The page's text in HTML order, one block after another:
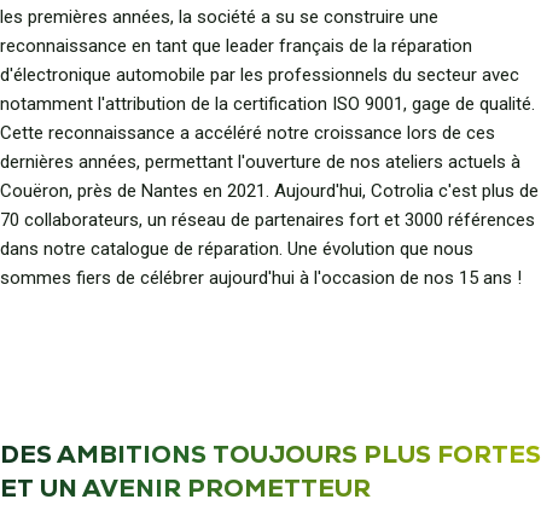
les premières années, la société a su se construire une
reconnaissance en tant que leader français de la réparation
d'électronique automobile par les professionnels du secteur avec
notamment l'attribution de la certification ISO 9001, gage de qualité.
Cette reconnaissance a accéléré notre croissance lors de ces
dernières années, permettant l'ouverture de nos ateliers actuels à
Couëron, près de Nantes en 2021. Aujourd'hui, Cotrolia c'est plus de
70 collaborateurs, un réseau de partenaires fort et 3000 références
dans notre catalogue de réparation. Une évolution que nous
sommes fiers de célébrer aujourd'hui à l'occasion de nos 15 ans !
DES AMBITIONS TOUJOURS PLUS FORTES
ET UN AVENIR PROMETTEUR